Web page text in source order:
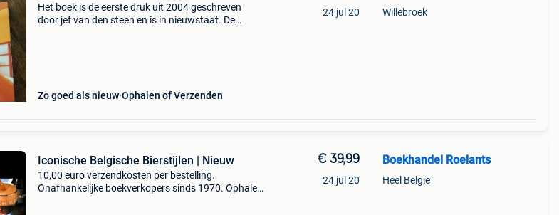
Het boek is de eerste druk uit 2004 geschreven
door jef van den steen en is in nieuwstaat. De
Zo goed als nieuw Ophalen of Verzenden
24 jul 20 Willebroek
Iconische Belgische Bierstijlen | Nieuw
10,00 euro verzendkosten per bestelling.
Onafhankelijke boekverkopers sinds 1970. Ophalen
€ 39,99
24 jul 20
Boekhandel Roelants
Heel België